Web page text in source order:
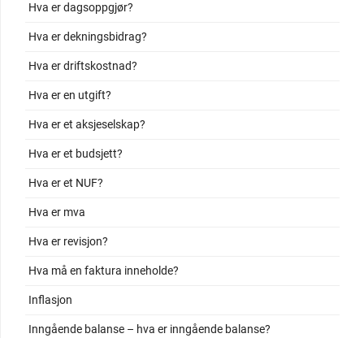
Hva er dagsoppgjør?
Hva er dekningsbidrag?
Hva er driftskostnad?
Hva er en utgift?
Hva er et aksjeselskap?
Hva er et budsjett?
Hva er et NUF?
Hva er mva
Hva er revisjon?
Hva må en faktura inneholde?
Inflasjon
Inngående balanse – hva er inngående balanse?